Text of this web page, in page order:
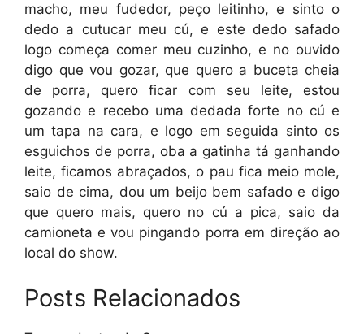
macho, meu fudedor, peço leitinho, e sinto o
dedo a cutucar meu cú, e este dedo safado
logo começa comer meu cuzinho, e no ouvido
digo que vou gozar, que quero a buceta cheia
de porra, quero ficar com seu leite, estou
gozando e recebo uma dedada forte no cú e
um tapa na cara, e logo em seguida sinto os
esguichos de porra, oba a gatinha tá ganhando
leite, ficamos abraçados, o pau fica meio mole,
saio de cima, dou um beijo bem safado e digo
que quero mais, quero no cú a pica, saio da
camioneta e vou pingando porra em direção ao
local do show.
Posts Relacionados